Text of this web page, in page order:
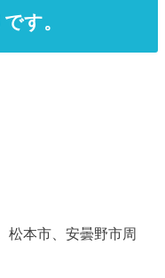
す。
松本市、安曇野市周